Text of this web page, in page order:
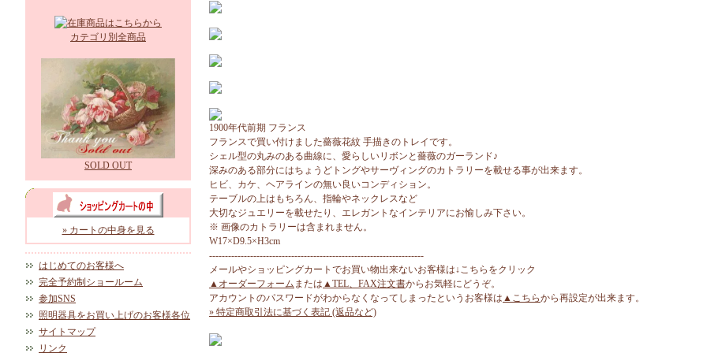
カテゴリ別全商品
SOLD OUT
» カートの中身を見る
はじめてのお客様へ
完全予約制ショールーム
参加SNS
照明器具をお買い上げのお客様各位
サイトマップ
リンク
1900年代前期 フランス
フランスで買い付けました薔薇花紋 手描きのトレイです。
シェル型の丸みのある曲線に、愛らしいリボンと薔薇のガーランド♪
深みのある部分にはちょうどトングやサーヴィングのカトラリーを載せる事が出来ます。
ヒビ、カケ、ヘアラインの無い良いコンディション。
テーブルの上はもちろん、指輪やネックレスなど
大切なジュエリーを載せたり、エレガントなインテリアにお愉しみ下さい。
※ 画像のカトラリーは含まれません。
W17×D9.5×H3cm
--------------------------------------------------------------------
メールやショッピングカートでお買い物出来ないお客様は↓こちらをクリック
▲オーダーフォーム または ▲TEL、FAX注文書からお気軽にどうぞ。
アカウントのパスワードがわからなくなってしまったというお客様は ▲こちらから再設定が出来ます。
» 特定商取引法に基づく表記 (返品など)